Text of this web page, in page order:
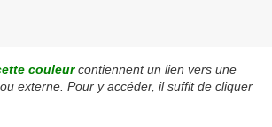
couleurcontiennent un lien vers une
externe. Pour y accéder, il suffit de cliquer